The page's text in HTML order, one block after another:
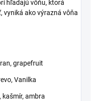
hľadajú vôňu, ktorá
vyniká ako výrazná vôňa
grapefruit
Vanilka
kašmír, ambra